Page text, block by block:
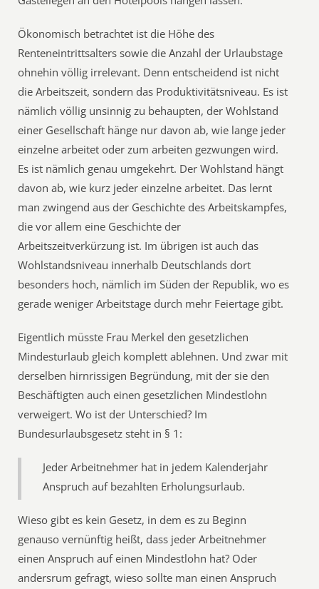
Ökonomisch betrachtet ist die Höhe des
Renteneintrittsalters sowie die Anzahl der Urlaubstage
ohnehin völlig irrelevant. Denn entscheidend ist nicht
die Arbeitszeit, sondern das Produktivitätsniveau. Es ist
nämlich völlig unsinnig zu behaupten, der Wohlstand
einer Gesellschaft hänge nur davon ab, wie lange jeder
einzelne arbeitet oder zum arbeiten gezwungen wird.
Es ist nämlich genau umgekehrt. Der Wohlstand hängt
davon ab, wie kurz jeder einzelne arbeitet. Das lernt
man zwingend aus der Geschichte des Arbeitskampfes,
die vor allem eine Geschichte der
Arbeitszeitverkürzung ist. Im übrigen ist auch das
Wohlstandsniveau innerhalb Deutschlands dort
besonders hoch, nämlich im Süden der Republik, wo es
gerade weniger Arbeitstage durch mehr Feiertage gibt.
Eigentlich müsste Frau Merkel den gesetzlichen
Mindesturlaub gleich komplett ablehnen. Und zwar mit
derselben hirnrissigen Begründung, mit der sie den
Beschäftigten auch einen gesetzlichen Mindestlohn
verweigert. Wo ist der Unterschied? Im
Bundesurlaubsgesetz steht in § 1:
Jeder Arbeitnehmer hat in jedem Kalenderjahr
Anspruch auf bezahlten Erholungsurlaub.
Wieso gibt es kein Gesetz, in dem es zu Beginn
genauso vernünftig heißt, dass jeder Arbeitnehmer
einen Anspruch auf einen Mindestlohn hat? Oder
andersrum gefragt, wieso sollte man einen Anspruch